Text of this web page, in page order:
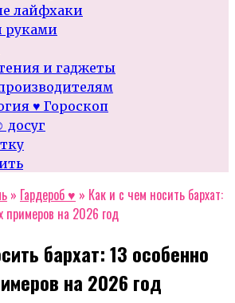
лайфхаки
руками
и гаджеты
♥ Гороскоп
» Гардероб ♥ » Как и с чем носить бархат:
примеров на 2026 год
бархат: 13 особенно
на 2026 год